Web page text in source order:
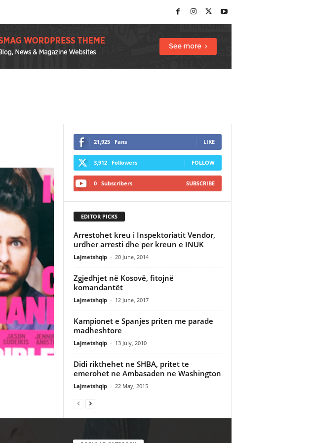
21,925 Fans LIKE
3,912 Followers FOLLOW
0 Subscribers SUBSCRIBE
EDITOR PICKS
Arrestohet kreu i Inspektoriatit Vendor,
urdher arresti dhe per kreun e INUK
Lajmetshqip - 20 June, 2014
Zgjedhjet në Kosovë, fitojnë
komandantët
Lajmetshqip - 12 June, 2017
Kampionet e Spanjes priten me parade
madheshtore
Lajmetshqip - 13 July, 2010
Didi rikthehet ne SHBA, pritet te
emerohet ne Ambasaden ne Washington
Lajmetshqip - 22 May, 2015